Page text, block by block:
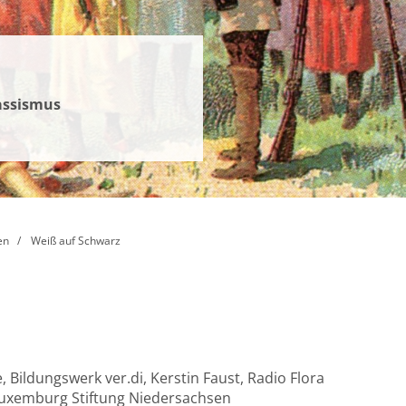
Weiß auf Schwarz
ver.di, Kerstin Faust, Radio Flora
Stiftung Niedersachsen